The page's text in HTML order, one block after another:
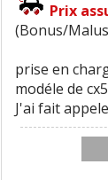
Prix
(Bonus/Malus
prise en
modéle de cx5
J'ai fait